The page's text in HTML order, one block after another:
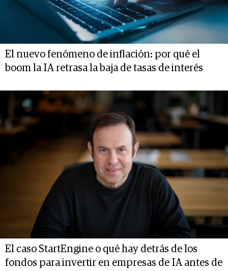
El nuevo fenómeno de inflación: por qué el
boom la IA retrasa la baja de tasas de interés
El caso StartEngine o qué hay detrás de los
fondos para invertir en empresas de IA antes de